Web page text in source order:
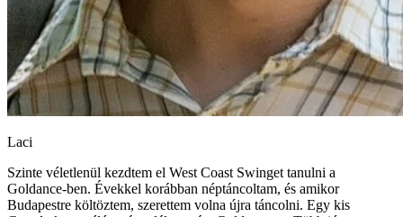
Laci
Szinte véletlenül kezdtem el West Coast Swinget tanulni a
Goldance-ben. Évekkel korábban néptáncoltam, és amikor
Budapestre költöztem, szerettem volna újra táncolni. Egy kis